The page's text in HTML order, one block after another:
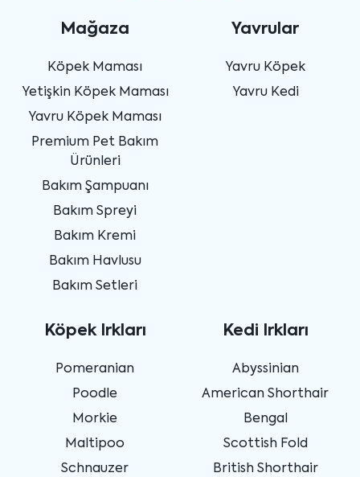
Mağaza
Köpek Maması
Yetişkin Köpek Maması
Yavru Köpek Maması
Premium Pet Bakım
Ürünleri
Bakım Şampuanı
Bakım Spreyi
Bakım Kremi
Bakım Havlusu
Bakım Setleri
Yavrular
Yavru Köpek
Yavru Kedi
Köpek Irkları
Pomeranian
Poodle
Morkie
Maltipoo
Schnauzer
Kedi Irkları
Abyssinian
American Shorthair
Bengal
Scottish Fold
British Shorthair